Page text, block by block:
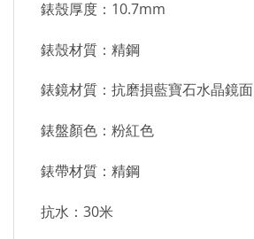
錶殼厚度：10.7mm
錶殼材質：精鋼
錶鏡材質：抗磨損藍寶石水晶鏡面
錶盤顏色：粉紅色
錶帶材質：精鋼
抗水：30米